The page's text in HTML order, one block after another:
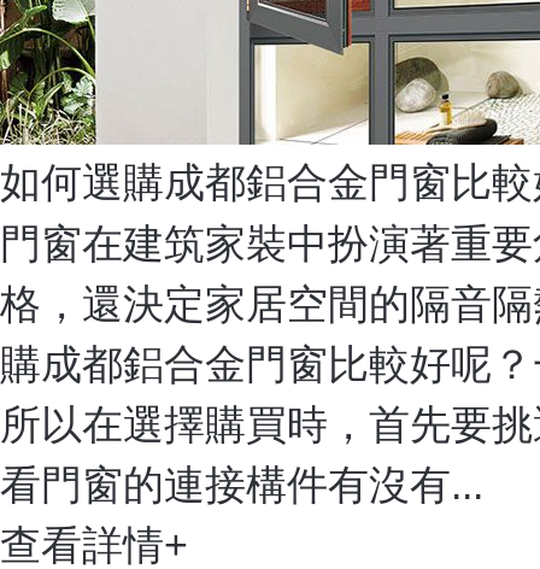
如何選購成都鋁合金門窗比
門窗在建筑家裝中扮演著重
格，還決定家居空間的隔音
購成都鋁合金門窗比較好呢
所以在選擇購買時，首先要
看門窗的連接構件有沒有...
查看詳情+